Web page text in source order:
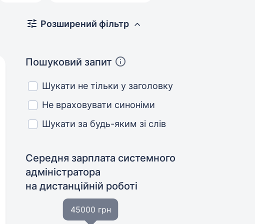
Розширений фільтр
Пошуковий запит
Шукати не тільки у заголовку
Не враховувати синоніми
Шукати за будь-яким зі слів
Середня зарплата системного
адміністратора
на дистанційній роботі
45000 грн